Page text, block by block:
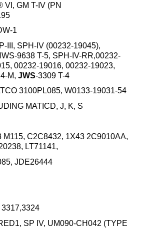
VI, GM T-IV (PN
1
III, SPH-IV (00232-19045),
9638 T-5, SPH-IV-RR,00232-
00232-19016, 00232-19023,
M, JWS-3309 T-4
3100PL085, W0133-19031-54
MATICD, J, K, S
M115, C2C8432, 1X43 2C9010AA,
LT71141,
JDE26444
SP IV, UM090-CH042 (TYPE